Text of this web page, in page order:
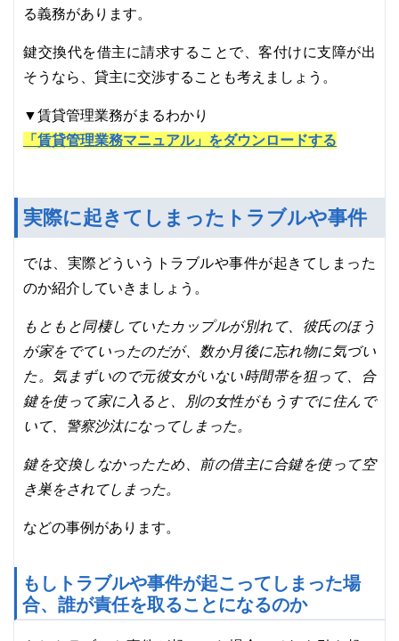
る義務があります。
鍵交換代を借主に請求することで、客付けに支障が出
そうなら、貸主に交渉することも考えましょう。
▼賃貸管理業務がまるわかり
「賃貸管理業務マニュアル」をダウンロードする
実際に起きてしまったトラブルや事件
では、実際どういうトラブルや事件が起きてしまった
のか紹介していきましょう。
もともと同棲していたカップルが別れて、彼氏のほう
が家をでていったのだが、数か月後に忘れ物に気づい
た。気まずいので元彼女がいない時間帯を狙って、合
鍵を使って家に入ると、別の女性がもうすでに住んで
いて、警察沙汰になってしまった。
鍵を交換しなかったため、前の借主に合鍵を使って空
き巣をされてしまった。
などの事例があります。
もしトラブルや事件が起こってしまった場
合、誰が責任を取ることになるのか